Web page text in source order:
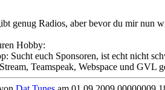
genug Radios, aber bevor du mir nun
Hobby:
Sucht euch Sponsoren, ist echt nicht
Teamspeak, Webspace und GVL